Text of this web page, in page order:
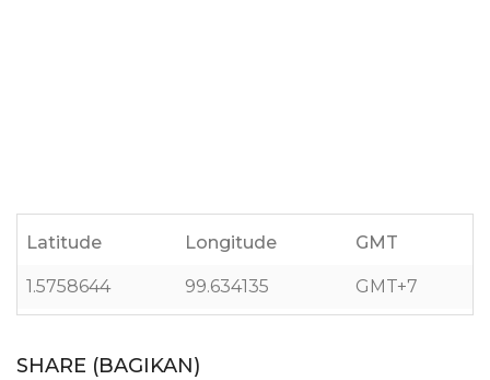
Latitude Longitude GMT
1.5758644 99.634135 GMT+7
SHARE (BAGIKAN)